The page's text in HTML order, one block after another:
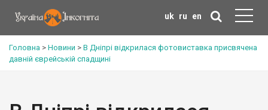
uk ru en
Головна > Новини > В Дніпрі відкрилася фотовиставка присвячена
давній єврейській спадщині